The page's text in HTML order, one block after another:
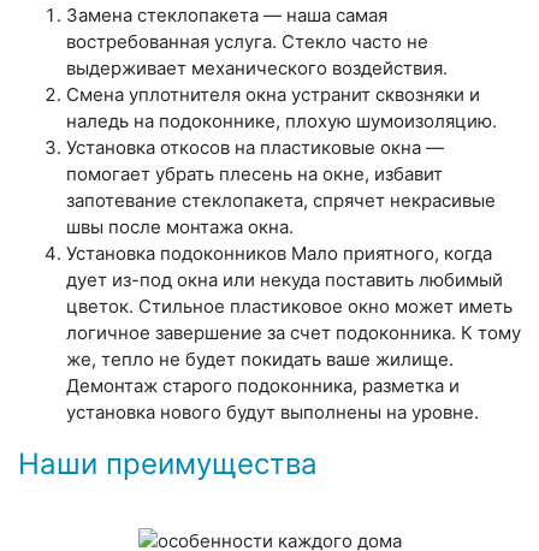
Замена стеклопакета — наша самая
востребованная услуга. Стекло часто не
выдерживает механического воздействия.
Смена уплотнителя окна устранит сквозняки и
наледь на подоконнике, плохую шумоизоляцию.
Установка откосов на пластиковые окна —
помогает убрать плесень на окне, избавит
запотевание стеклопакета, спрячет некрасивые
швы после монтажа окна.
Установка подоконников Мало приятного, когда
дует из-под окна или некуда поставить любимый
цветок. Стильное пластиковое окно может иметь
логичное завершение за счет подоконника. К тому
же, тепло не будет покидать ваше жилище.
Демонтаж старого подоконника, разметка и
установка нового будут выполнены на уровне.
Наши преимущества